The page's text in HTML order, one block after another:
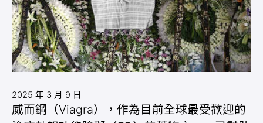
2025 年 3 月 9 日
威而鋼（Viagra），作為目前全球最受歡迎的